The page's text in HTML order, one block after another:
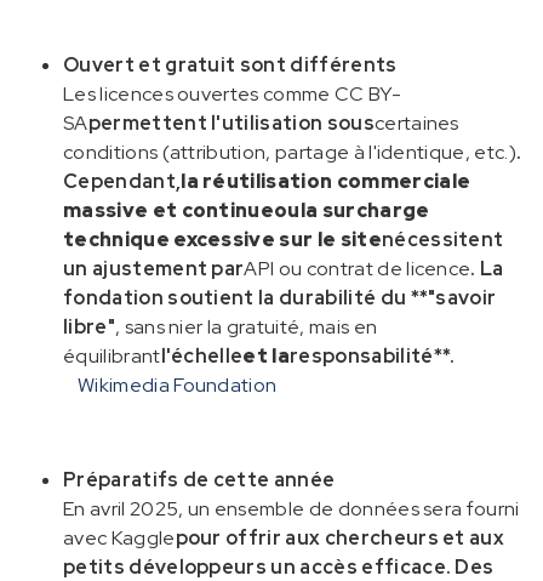
Ouvert et gratuit sont différents
Les licences ouvertes comme CC BY-
SApermettent l'utilisation souscertaines
conditions (attribution, partage à l'identique, etc.).
Cependant,la réutilisation commerciale
massive et continueoula surcharge
technique excessive sur le sitenécessitent
un ajustement parAPI ou contrat de licence. La
fondation soutient la durabilité du **"savoir
libre", sans nier la gratuité, mais en
équilibrantl'échelleet laresponsabilité**.
Wikimedia Foundation
Préparatifs de cette année
En avril 2025, un ensemble de données sera fourni
avec Kagglepour offrir aux chercheurs et aux
petits développeurs un accès efficace. Des